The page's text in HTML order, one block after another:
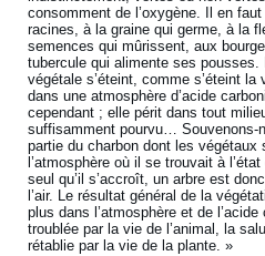
consomment de l’oxygène. Il en
racines, à la graine qui germe, à la
semences qui mûrissent, aux
tubercule qui alimente ses
végétale s’éteint, comme s’éteint
dans une atmosphère d’acide
cependant ; elle périt dans tout
suffisamment pourvu… Souvenons-
partie du charbon dont les
l’atmosphère où il se trouvait à
seul qu’il s’accroît, un arbre est
l’air. Le résultat général de la
plus dans l’atmosphère et de
troublée par la vie de l’animal, la
rétablie par la vie de la plante. »